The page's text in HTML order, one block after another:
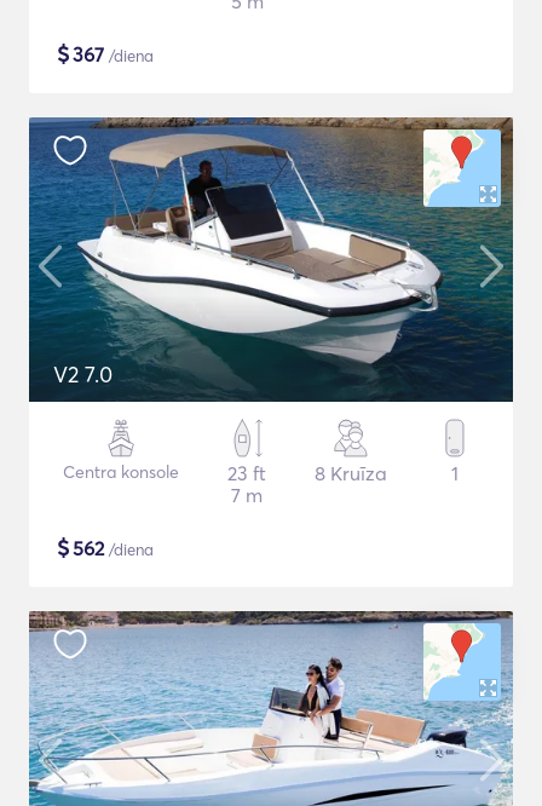
$367 /diena
V2 7.0
Centra konsole
23 ft
7 m
8 Kruīza 1
$562/diena